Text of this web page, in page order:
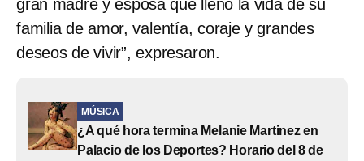
gran madre y esposa que llenó la vida de su
familia de amor, valentía, coraje y grandes
deseos de vivir”, expresaron.
MÚSICA
¿A qué hora termina Melanie Martinez en
Palacio de los Deportes? Horario del 8 de